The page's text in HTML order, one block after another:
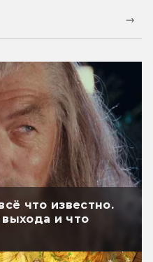
что известно.
и что